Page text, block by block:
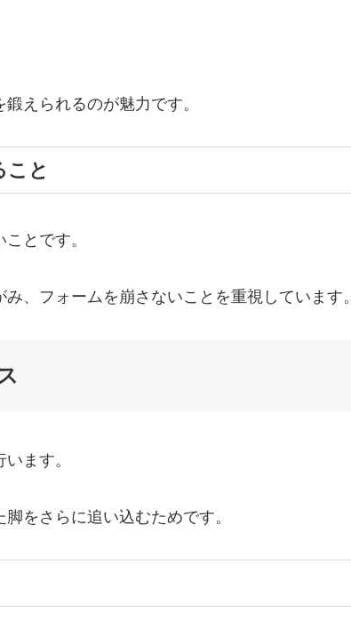
えられるのが魅力です。
こと
とです。
み、フォームを崩さないことを重視しています。
ます。
をさらに追い込むためです。